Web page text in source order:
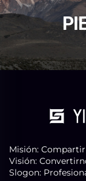
Misión:
Visión:
Slogon: